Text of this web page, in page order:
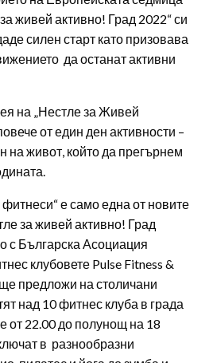
живей активно! Град 2022“ си
силен старт като призовава
да останат активни
на „Нестле за Живей
от един ден активности –
на живот, който да прегърнем
е само една от новите
за живей активно! Град
с Българска Асоциация
клубовете Pulse Fitness &
ще предложи на столичани
над 10 фитнес клуба в града
от 22.00 до полунощ на 18
в разнообразни